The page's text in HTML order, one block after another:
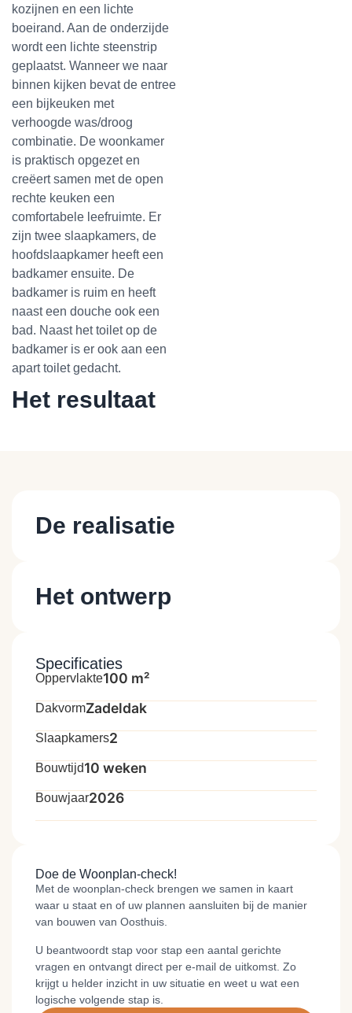
kozijnen en een lichte
boeirand. Aan de onderzijde
wordt een lichte steenstrip
geplaatst. Wanneer we naar
binnen kijken bevat de entree
een bijkeuken met
verhoogde was/droog
combinatie. De woonkamer
is praktisch opgezet en
creëert samen met de open
rechte keuken een
comfortabele leefruimte. Er
zijn twee slaapkamers, de
hoofdslaapkamer heeft een
badkamer ensuite. De
badkamer is ruim en heeft
naast een douche ook een
bad. Naast het toilet op de
badkamer is er ook aan een
apart toilet gedacht.
Het resultaat
De realisatie
Het ontwerp
Specificaties
Oppervlakte100 m²
DakvormZadeldak
Slaapkamers2
Bouwtijd10 weken
Bouwjaar2026
Doe de Woonplan-check!
Met de woonplan-check brengen we samen in kaart
waar u staat en of uw plannen aansluiten bij de manier
van bouwen van Oosthuis.
U beantwoordt stap voor stap een aantal gerichte
vragen en ontvangt direct per e-mail de uitkomst. Zo
krijgt u helder inzicht in uw situatie en weet u wat een
logische volgende stap is.